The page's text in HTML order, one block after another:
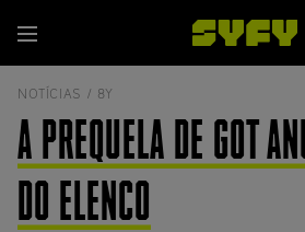
para
o
conteúdo
Menu
NOTÍCIAS / 8Y
A PREQUELA DE GOT
DO ELENCO